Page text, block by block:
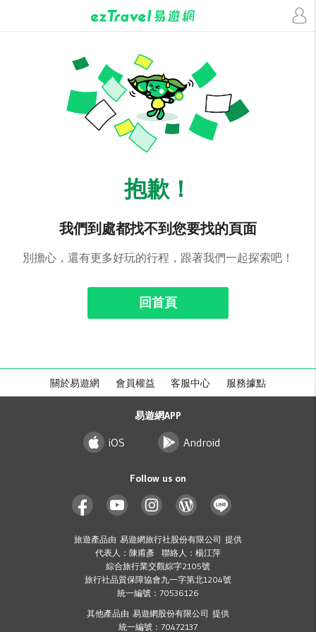
抱歉！
我們到處都找不到您要找的頁面
別擔心，還有更多好玩的行程，跟著我們一起探索吧！
回首頁
關於易遊網 會員權益 客服中心 服務據點
易遊網APP
iOS Android
Follow us on
旅遊產品由 易遊網旅行社股份有限公司 提供
代表人：陳甫彥 聯絡人：楊江萍
綜合旅行業交觀綜字2105號
旅行社品質保障協會九一字第北1204號
統一編號：70536126
其他產品由 易遊網股份有限公司 提供
統一編號：70472137